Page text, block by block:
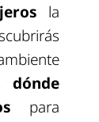
la
dónde
para